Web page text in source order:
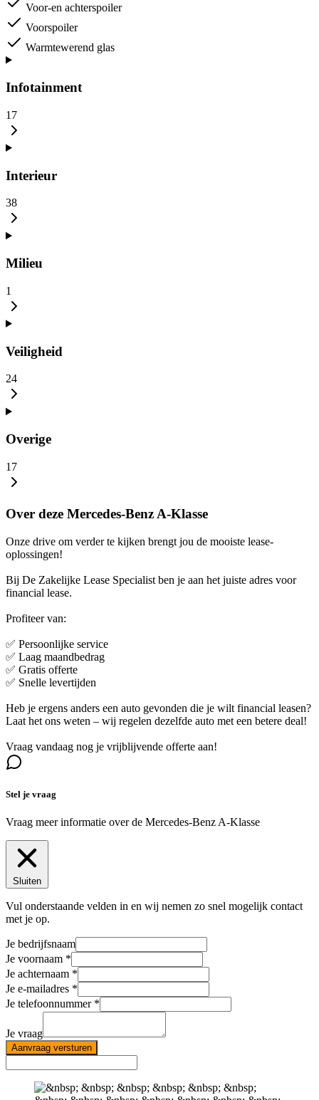
Voor-en achterspoiler
Voorspoiler
Warmtewerend glas
Infotainment
17
Interieur
38
Milieu
1
Veiligheid
24
Overige
17
Over deze Mercedes-Benz A-Klasse
Onze drive om verder te kijken brengt jou de mooiste lease-
oplossingen!
Bij De Zakelijke Lease Specialist ben je aan het juiste adres voor
financial lease.
Profiteer van:
✅ Persoonlijke service
✅ Laag maandbedrag
✅ Gratis offerte
✅ Snelle levertijden
Heb je ergens anders een auto gevonden die je wilt financial leasen?
Laat het ons weten – wij regelen dezelfde auto met een betere deal!
Vraag vandaag nog je vrijblijvende offerte aan!
Stel je vraag
Vraag meer informatie over de Mercedes-Benz A-Klasse
Sluiten
Vul onderstaande velden in en wij nemen zo snel mogelijk contact
met je op.
Je bedrijfsnaam
Je voornaam
Je achternaam
Je e-mailadres
Je telefoonnummer
Je vraag
Aanvraag versturen